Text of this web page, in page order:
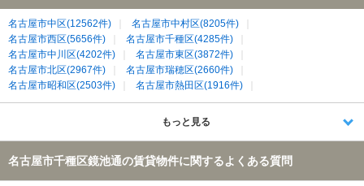
名古屋市中区(12562件)
名古屋市中村区(8205件)
名古屋市西区(5656件)
名古屋市千種区(4285件)
名古屋市中川区(4202件)
名古屋市東区(3872件)
名古屋市北区(2967件)
名古屋市瑞穂区(2660件)
名古屋市昭和区(2503件)
名古屋市熱田区(1916件)
名古屋市名東区(1877件)
名古屋市南区(1852件)
名古屋市緑区(1454件)
北名古屋市(441件)
尾張旭市(263件)
西春日井郡豊山町(135件)
もっと見る
名古屋市千種区鏡池通の賃貸物件に関するよくある質問